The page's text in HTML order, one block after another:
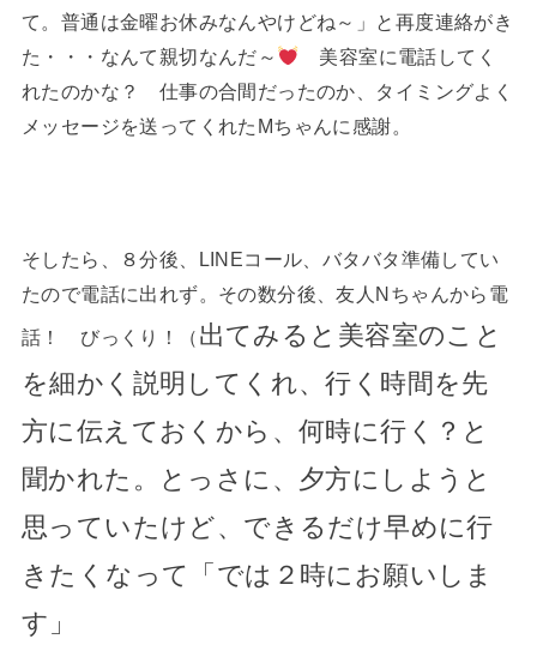
て。普通は金曜お休みなんやけどね～」と再度連絡がき
た・・・なんて親切なんだ～
美容室に電話してく
れたのかな？ 仕事の合間だったのか、タイミングよく
メッセージを送ってくれたMちゃんに感謝。
そしたら、８分後、LINEコール、バタバタ準備してい
たので電話に出れず。その数分後、友人Nちゃんから電
話！ びっくり！（ 出てみると美容室のこと
を細かく説明してくれ、行く時間を先
方に伝えておくから、何時に行く？と
聞かれた。とっさに、夕方にしようと
思っていたけど、できるだけ早めに行
きたくなって「では２時にお願いしま
す」